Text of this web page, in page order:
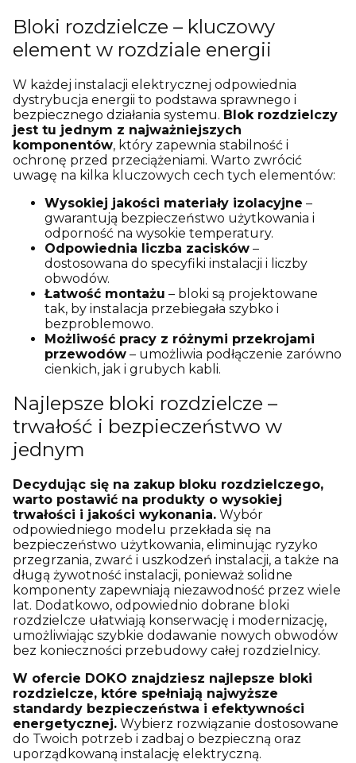
Bloki rozdzielcze – kluczowy
element w rozdziale energii
W każdej instalacji elektrycznej odpowiednia
dystrybucja energii to podstawa sprawnego i
bezpiecznego działania systemu. Blok rozdzielczy
jest tu jednym z najważniejszych
komponentów, który zapewnia stabilność i
ochronę przed przeciążeniami. Warto zwrócić
uwagę na kilka kluczowych cech tych elementów:
Wysokiej jakości materiały izolacyjne –
gwarantują bezpieczeństwo użytkowania i
odporność na wysokie temperatury.
Odpowiednia liczba zacisków –
dostosowana do specyfiki instalacji i liczby
obwodów.
Łatwość montażu – bloki są projektowane
tak, by instalacja przebiegała szybko i
bezproblemowo.
Możliwość pracy z różnymi przekrojami
przewodów – umożliwia podłączenie zarówno
cienkich, jak i grubych kabli.
Najlepsze bloki rozdzielcze –
trwałość i bezpieczeństwo w
jednym
Decydując się na zakup bloku rozdzielczego,
warto postawić na produkty o wysokiej
trwałości i jakości wykonania. Wybór
odpowiedniego modelu przekłada się na
bezpieczeństwo użytkowania, eliminując ryzyko
przegrzania, zwarć i uszkodzeń instalacji, a także na
długą żywotność instalacji, ponieważ solidne
komponenty zapewniają niezawodność przez wiele
lat. Dodatkowo, odpowiednio dobrane bloki
rozdzielcze ułatwiają konserwację i modernizację,
umożliwiając szybkie dodawanie nowych obwodów
bez konieczności przebudowy całej rozdzielnicy.
W ofercie DOKO znajdziesz najlepsze bloki
rozdzielcze, które spełniają najwyższe
standardy bezpieczeństwa i efektywności
energetycznej. Wybierz rozwiązanie dostosowane
do Twoich potrzeb i zadbaj o bezpieczną oraz
uporządkowaną instalację elektryczną.